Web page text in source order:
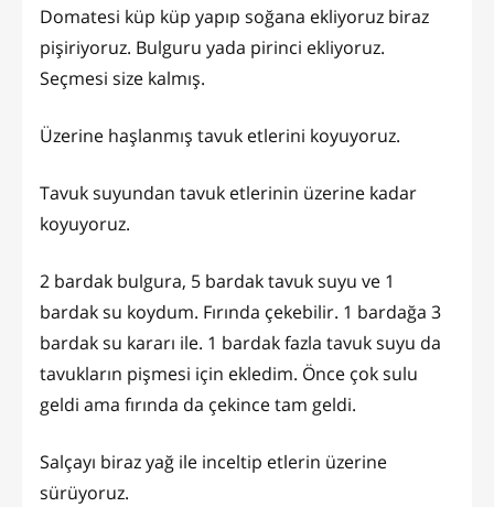
Domatesi küp küp yapıp soğana ekliyoruz biraz
pişiriyoruz. Bulguru yada pirinci ekliyoruz.
Seçmesi size kalmış.
Üzerine haşlanmış tavuk etlerini koyuyoruz.
Tavuk suyundan tavuk etlerinin üzerine kadar
koyuyoruz.
2 bardak bulgura, 5 bardak tavuk suyu ve 1
bardak su koydum. Fırında çekebilir. 1 bardağa 3
bardak su kararı ile. 1 bardak fazla tavuk suyu da
tavukların pişmesi için ekledim. Önce çok sulu
geldi ama fırında da çekince tam geldi.
Salçayı biraz yağ ile inceltip etlerin üzerine
sürüyoruz.